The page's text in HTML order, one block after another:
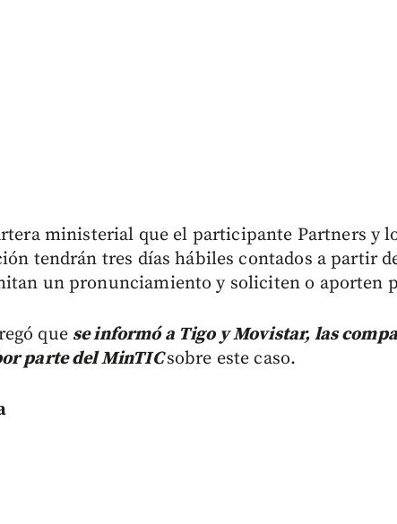
ministerial que el participante Partners y
tendrán tres días hábiles contados a partir
un pronunciamiento y soliciten o aporten
que se informó a Tigo y Movistar, las
parte del MinTICsobre este caso.